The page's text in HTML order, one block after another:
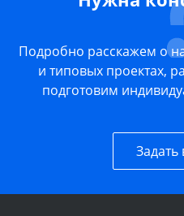
Подробно расскажем о
и типовых проектах,
подготовим
Задать